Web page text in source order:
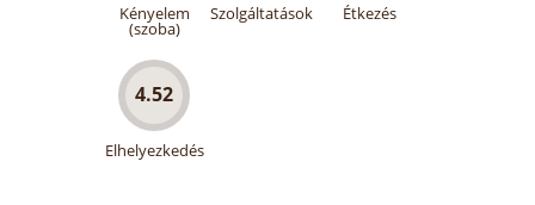
Kényelem
(szoba)
Szolgáltatások Étkezés
4.52
Elhelyezkedés